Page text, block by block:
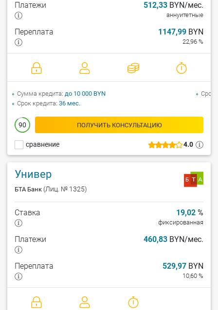
4.0
сравнение
Платежи 512,33 BYN/мес.
аннуитетные
Переплата 1147,99 BYN
22,96 %
90 ПОЛУЧИТЬ КОНСУЛЬТАЦИЮ
Сумма кредита до 10 000 BYN
Срок кредита 36 мес.
Срок
Универ
БТА Банк (Лиц. № 1325)
Ставка 19,02 %
фиксированная
Платежи 460,83 BYN/мес.
Переплата 529,97 BYN
10,60 %